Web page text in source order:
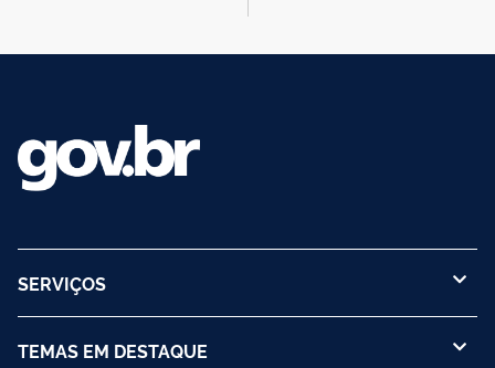
SERVIÇOS
TEMAS EM DESTAQUE